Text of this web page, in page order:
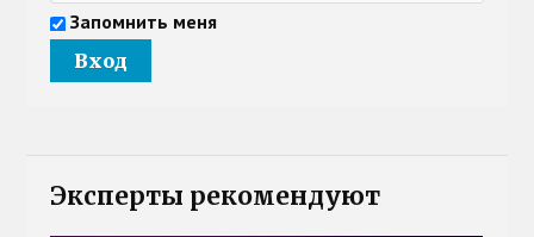
Запомнить меня
Эксперты рекомендуют